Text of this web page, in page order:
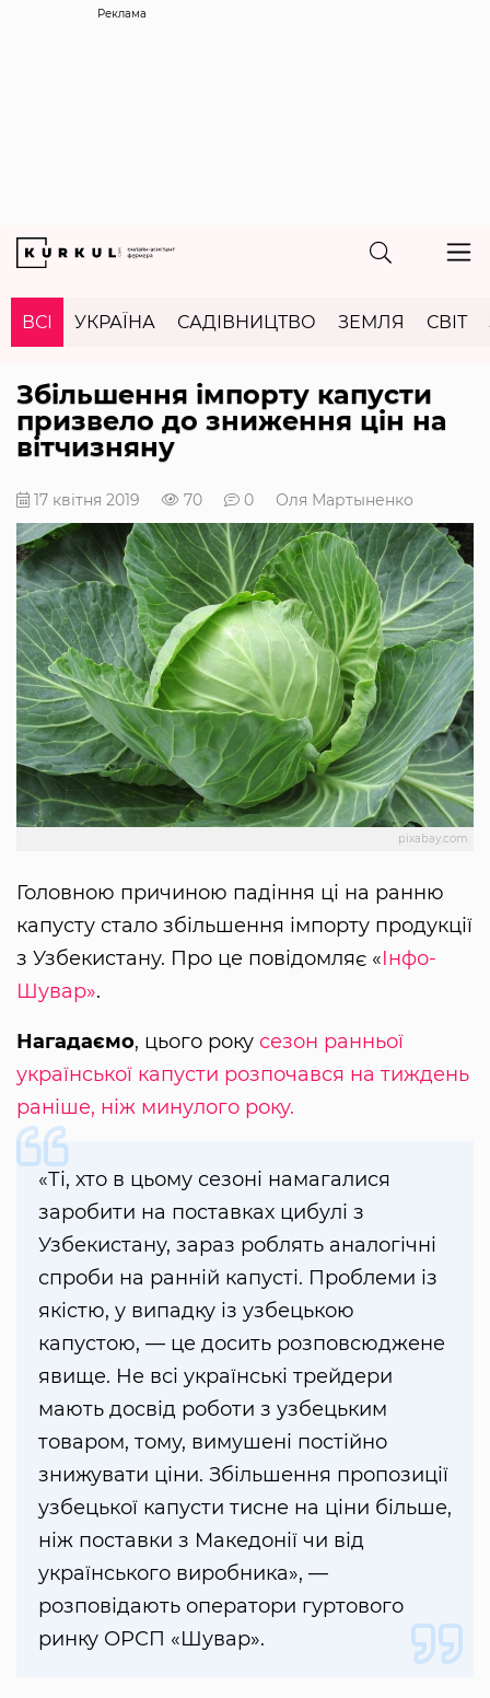
Реклама
ВСІ УКРАЇНА САДІВНИЦТВО ЗЕМЛЯ СВІТ
Збільшення імпорту капусти
призвело до зниження цін на
вітчизняну
17 квітня 2019 70 0 Оля Мартыненко
pixabay.com
Головною причиною падіння ці на ранню
капусту стало збільшення імпорту продукції
з Узбекистану. Про це повідомляє «Інфо-
Шувар».
Нагадаємо, цього року сезон ранньої
української капусти розпочався на тиждень
раніше, ніж минулого року.
«Ті, хто в цьому сезоні намагалися
заробити на поставках цибулі з
Узбекистану, зараз роблять аналогічні
спроби на ранній капусті. Проблеми із
якістю, у випадку із узбецькою
капустою, — це досить розповсюджене
явище. Не всі українські трейдери
мають досвід роботи з узбецьким
товаром, тому, вимушені постійно
знижувати ціни. Збільшення пропозиції
узбецької капусти тисне на ціни більше,
ніж поставки з Македонії чи від
українського виробника», —
розповідають оператори гуртового
ринку ОРСП «Шувар».